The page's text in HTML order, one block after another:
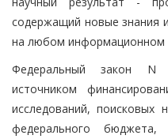
содержащий новые знания
на любом информационном
Федеральный закон N
источником
исследований, поисковых
федерального